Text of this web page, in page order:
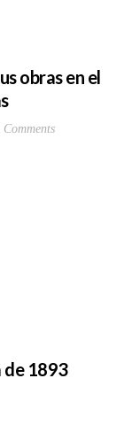
obras en el
Comments
de 1893